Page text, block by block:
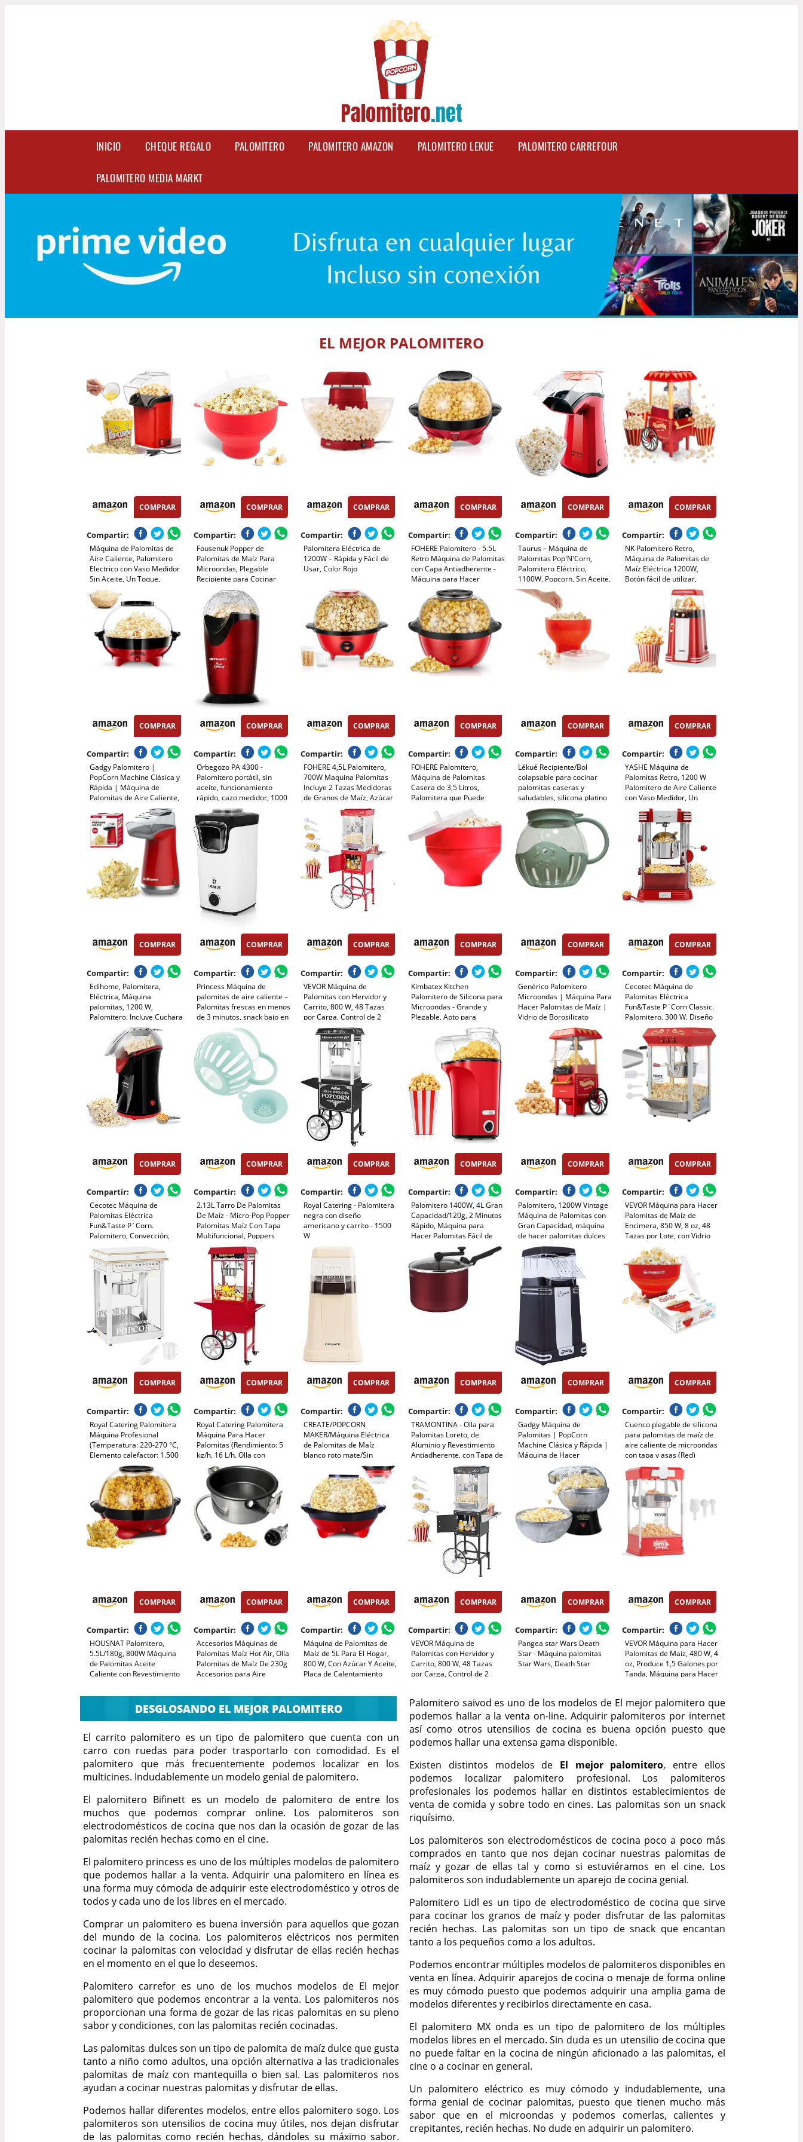
INICIO CHEQUE REGALO PALOMITERO PALOMITERO AMAZON PALOMITERO LEKUE PALOMITERO CARREFOUR
PALOMITERO MEDIA MARKT
EL MEJOR PALOMITERO
COMPRAR
Compartir:
Máquina de Palomitas de
Aire Caliente, Palomitero
Electrico con Vaso Medidor
Sin Aceite, Un Toque,
Palomitas en 3 MIN
Maquina Palomita Portátil
para Cine en Casa, Noches
de Película, Fiestas
COMPRAR
Compartir:
Fousenuk Popper de
Palomitas de Maíz Para
Microondas, Plegable
Recipiente para Cocinar
Palomitas con Tapa y Asa,
Tazón de Palomitas de Maíz
de Silicona, Palomitero Bowl
sin Aceite Para Cocina
COMPRAR
Compartir:
Palomitera Eléctrica de
1200W – Rápida y Fácil de
Usar, Color Rojo
COMPRAR
Compartir:
FOHERE Palomitero - 5.5L
Retro Máquina de Palomitas
con Capa Antiadherente -
Máquina para Hacer
Palomitas de Maíz Fácil de
Usar - Silencioso y
Rápido(entre 4 min) (Rojo)
COMPRAR
Compartir:
Taurus – Máquina de
Palomitas Pop'N'Corn,
Palomitero Eléctrico,
1100W, Popcorn, Sin Aceite,
Aire Caliente, Listas en 3
Minutos, Tapa
Transparente Dosificadora,
Compacto, Portátil, Fácil
Limpieza, Rojo
COMPRAR
Compartir:
NK Palomitero Retro,
Máquina de Palomitas de
Maíz Eléctrica 1200W,
Botón fácil de utilizar,
Preparación listas en 2
minutos, Aire Caliente,
Tamaño 0,3L, Portable,
Ideal para Casa
COMPRAR
Compartir:
Gadgy Palomitero |
PopCorn Machine Clásica y
Rápida | Máquina de
Palomitas de Aire Caliente,
Sin Aceite ni Grasa | Incluye
Vaso Medidor y Tapa
Superior Abatible |
Acabado Rojo Retro
COMPRAR
Compartir:
Orbegozo PA 4300 -
Palomitero portátil, sin
aceite, funcionamiento
rápido, cazo medidor, 1000
W, Rojo Metalizado
COMPRAR
Compartir:
FOHERE 4,5L Palomitero,
700W Maquina Palomitas
Incluye 2 Tazas Medidoras
de Granos de Maíz, Azúcar
y Aceite, Agitación
Automática Electrico
Palomitera para las
Vacaciones y las Noches de
Cine, Rojo
COMPRAR
Compartir:
FOHERE Palomitero,
Máquina de Palomitas
Casera de 3,5 Litros,
Palomitera que Puede
Agregar Azúcar y Aceite,
Agitación Automática, Olla
Antiadherente, Silenciosa y
Rápida, Adecuado Para Cine
en Casa
COMPRAR
Compartir:
Lékué Recipiente/Bol
colapsable para cocinar
palomitas caseras y
saludables, silicona platino
Rojo, 2800 ml
COMPRAR
Compartir:
YASHE Máquina de
Palomitas Retro, 1200 W
Palomitero de Aire Caliente
con Vaso Medidor, Un
Toque, Sin Aceite, Perfecto
para Cine en Casa, Noches
de Película, Fiestas
COMPRAR
Compartir:
Edihome, Palomitera,
Eléctrica, Máquina
palomitas, 1200 W,
Palomitero, Incluye Cuchara
Dosificadora, Palomitas de
Maíz listas en 2 minutos,
Popcorn (Rojo)
COMPRAR
Compartir:
Princess Máquina de
palomitas de aire caliente –
Palomitas frescas en menos
de 3 minutos, snack bajo en
calorías sin aceite, uso
rápido y fácil, perfecta para
el hogar y fiestas infantiles
COMPRAR
Compartir:
VEVOR Máquina de
Palomitas con Hervidor y
Carrito, 800 W, 48 Tazas
por Carga, Control de 2
Botones, Pared de Vidrio,
Puerta de Policarbonato, 1
Cucharada y 3 Cucharas,
Tojo, para 6-8 Personas
COMPRAR
Compartir:
Kimbatex Kitchen
Palomitero de Silicona para
Microondas - Grande y
Plegable, Apto para
Lavavajillas, Sin BPA,
Recipiente para Palomitas
Saludables
COMPRAR
Compartir:
Genérico Palomitero
Microondas | Máquina Para
Hacer Palomitas de Maíz |
Vidrio de Borosilicato
Seguro y Apto para
Lavavajillas
COMPRAR
Compartir:
Cecotec Máquina de
Palomitas Eléctrica
Fun&Taste P´Corn Classic.
Palomitero, 300 W, Diseño
Retro, Olla de Acero
Inoxidable de 500 ml,
Bandeja extraíble, Luz
Interior, Cuchara
dosificadora
COMPRAR
Compartir:
Cecotec Máquina de
Palomitas Eléctrica
Fun&Taste P´Corn.
Palomitero, Convección,
Palomitas listas en 2 mins,
Incluye cuchara
dosificadora, Fácil limpieza,
Protección contra
sobrecalentamiento
COMPRAR
Compartir:
2.13L Tarro De Palomitas
De Maíz - Micro-Pop Popper
Palomitas Maíz Con Tapa
Multifuncional, Poppers
Para Microondas, Olla De
Palomitas De Maíz, Vidrio
De Borosilicato Máquina De
Palomitas De Maíz
COMPRAR
Compartir:
Royal Catering - Palomitera
negra con diseño
americano y carrito - 1500
W
COMPRAR
Compartir:
Palomitero 1400W, 4L Gran
Capacidad/120g, 2 Minutos
Rápido, Máquina para
Hacer Palomitas Fácil de
Usar, Aire Caliente & Sin
Grasa, para el Hogar, Fiesta
de Cine, Navidad,
Aniversario para Niños
COMPRAR
Compartir:
Palomitero, 1200W Vintage
Máquina de Palomitas con
Gran Capacidad, máquina
de hacer palomitas dulces
Aire Caliente Sin Grasa
AceitaLibre de BPA, Rojo
COMPRAR
Compartir:
VEVOR Máquina para Hacer
Palomitas de Maíz de
Encimera, 850 W, 8 oz, 48
Tazas por Lote, con Vidrio
Templado, Incluye 4
Cucharas, Estilo Cine, Color
Rojo, Alto Rendimiento, 390
x 345 x 610 mm
COMPRAR
Compartir:
Royal Catering Palomitera
Máquina Profesional
(Temperatura: 220-270 °C,
Elemento calefactor: 1.500
W, Blanca y dorada) Para
Venta Ambulante
COMPRAR
Compartir:
Royal Catering Palomitera
Máquina Para Hacer
Palomitas (Rendimiento: 5
kg/h, 16 L/h, Olla con
Revestimiento
antiadherente, 1500 W, Con
carrito)
COMPRAR
Compartir:
CREATE/POPCORN
MAKER/Máquina Eléctrica
de Palomitas de Maíz
blanco roto mate/Sin
aceites o grasas, Fácil de
limpiar, Palomitas en 3 min,
80g de maiz por tanda,
Sitema de seguridad,
1200W
COMPRAR
Compartir:
TRAMONTINA - Olla para
Palomitas Loreto, de
Aluminio y Revestimiento
Antiadherente, con Tapa de
Vidrio y Mango Antitérmico,
NO APTO PARA
INDUCCIÓN, 20 cm y 3,5 L,
Color Rojo
COMPRAR
Compartir:
Gadgy Máquina de
Palomitas | PopCorn
Machine Clásica y Rápida |
Máquina de Hacer
Palomitas de Aire Caliente,
Sin Aceite ni Grasa | Incluye
Vaso Medidor y Tapa
Superior Abatible |
Acabado Negro Retro
COMPRAR
Compartir:
Cuenco plegable de silicona
para palomitas de maíz de
aire caliente de microondas
con tapa y asas (Red)
COMPRAR
Compartir:
HOUSNAT Palomitero,
5.5L/180g, 800W Máquina
de Palomitas Aceite
Caliente con Revestimiento
Calentamiento Extraíble,
Silenciosa y Rápida, 2 Tazas
COMPRAR
Compartir:
Accesorios Máquinas de
Palomitas Maíz Hot Air, Olla
Palomitas de Maíz De 230g
Accesorios para Aire
Eléctricas de Manivela
Máquina de Palomitera, 2
holes-15mm
COMPRAR
Compartir:
Máquina de Palomitas de
Maíz de 5L Para El Hogar,
800 W, Con Azúcar Y Aceite,
Placa de Calentamiento
Mezclador Automático,
Tapa Transparente Como
Recipiente (Rojo)
COMPRAR
Compartir:
VEVOR Máquina de
Palomitas con Hervidor y
Carrito, 800 W, 48 Tazas
por Carga, Control de 2
Cucharada y 3 Cucharas,
por Estilo Teatral, Negro
COMPRAR
Compartir:
Pangea star Wars Death
Star - Máquina palomitas
Star Wars, Death Star
COMPRAR
Compartir:
VEVOR Máquina para Hacer
Palomitas de Maíz, 480 W, 4
oz, Produce 1,5 Galones por
Tanda, Máquina para Hacer
Estilo cine, Rojo, 275 x 240 x
485 mm
DESGLOSANDO EL MEJOR PALOMITERO
El carrito palomitero es un tipo de palomitero que cuenta con un
carro con ruedas para poder trasportarlo con comodidad. Es el
palomitero que más frecuentemente podemos localizar en los
multicines. Indudablemente un modelo genial de palomitero.
El palomitero Bifinett es un modelo de palomitero de entre los
muchos que podemos comprar online. Los palomiteros son
electrodomésticos de cocina que nos dan la ocasión de gozar de las
palomitas recién hechas como en el cine.
El palomitero princess es uno de los múltiples modelos de palomitero
que podemos hallar a la venta. Adquirir una palomitero en línea es
una forma muy cómoda de adquirir este electrodoméstico y otros de
todos y cada uno de los libres en el mercado.
Comprar un palomitero es buena inversión para aquellos que gozan
del mundo de la cocina. Los palomiteros eléctricos nos permiten
cocinar la palomitas con velocidad y disfrutar de ellas recién hechas
en el momento en el que lo deseemos.
Palomitero carrefor es uno de los muchos modelos de El mejor
palomitero que podemos encontrar a la venta. Los palomiteros nos
proporcionan una forma de gozar de las ricas palomitas en su pleno
sabor y condiciones, con las palomitas recién cocinadas.
Las palomitas dulces son un tipo de palomita de maíz dulce que gusta
tanto a niño como adultos, una opción alternativa a las tradicionales
palomitas de maíz con mantequilla o bien sal. Las palomiteros nos
ayudan a cocinar nuestras palomitas y disfrutar de ellas.
Podemos hallar diferentes modelos, entre ellos palomitero sogo. Los
palomiteros son utensilios de cocina muy útiles, nos dejan disfrutar
de las palomitas como recién hechas, dándoles su máximo sabor.
Palomitero saivod es uno de los modelos de El mejor palomitero que
podemos hallar a la venta on-line. Adquirir palomiteros por internet
así como otros utensilios de cocina es buena opción puesto que
podemos hallar una extensa gama disponible.
Existen distintos modelos de El mejor palomitero, entre ellos
podemos localizar palomitero profesional. Los palomiteros
profesionales los podemos hallar en distintos establecimientos de
venta de comida y sobre todo en cines. Las palomitas son un snack
riquísimo.
Los palomiteros son electrodomésticos de cocina poco a poco más
comprados en tanto que nos dejan cocinar nuestras palomitas de
maíz y gozar de ellas tal y como si estuviéramos en el cine. Los
palomiteros son indudablemente un aparejo de cocina genial.
Palomitero Lidl es un tipo de electrodoméstico de cocina que sirve
para cocinar los granos de maíz y poder disfrutar de las palomitas
recién hechas. Las palomitas son un tipo de snack que encantan
tanto a los pequeños como a los adultos.
Podemos encontrar múltiples modelos de palomiteros disponibles en
venta en línea. Adquirir aparejos de cocina o menaje de forma online
es muy cómodo puesto que podemos adquirir una amplia gama de
modelos diferentes y recibirlos directamente en casa.
El palomitero MX onda es un tipo de palomitero de los múltiples
modelos libres en el mercado. Sin duda es un utensilio de cocina que
no puede faltar en la cocina de ningún aficionado a las palomitas, el
cine o a cocinar en general.
Un palomitero eléctrico es muy cómodo y indudablemente, una
forma genial de cocinar palomitas, puesto que tienen mucho más
sabor que en el microondas y podemos comerlas, calientes y
crepitantes, recién hechas. No dude en adquirir un palomitero.